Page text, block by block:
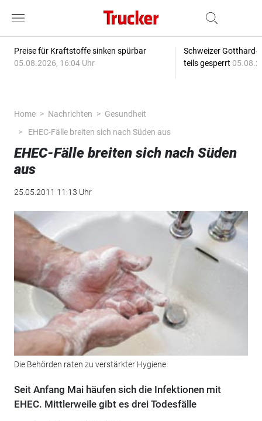
Preise für Kraftstoffe sinken spürbar
05.08.2026, 16:04 Uhr
Schweizer Gotthard-
teils gesperrt
Home Nachrichten
Gesundheit
EHEC-Fälle breiten sich nach Süden aus
EHEC-Fälle breiten sich nach Süden
aus
25.05.2011 11:13 Uhr
Die Behörden raten zu verstärkter Hygiene
Seit Anfang Mai häufen sich die Infektionen mit
EHEC. Mittlerweile gibt es drei Todesfälle